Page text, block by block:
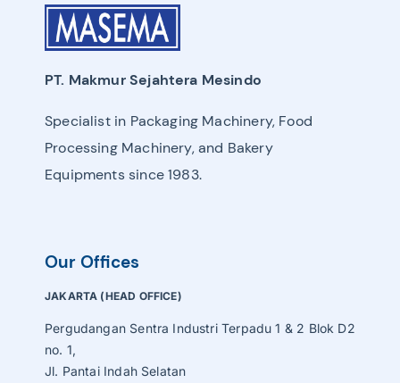
PT. Makmur Sejahtera Mesindo
Specialist in Packaging Machinery, Food
Processing Machinery, and Bakery
Equipments since 1983.
Our Offices
JAKARTA (HEAD OFFICE)
Pergudangan Sentra Industri Terpadu 1 & 2 Blok D2
no. 1,
Jl. Pantai Indah Selatan